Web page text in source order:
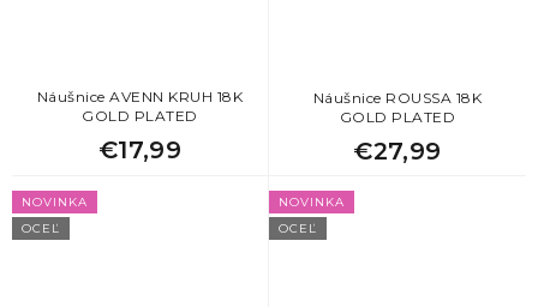
Náušnice AVENN KRUH 18K
GOLD PLATED
€17,99
Náušnice ROUSSA 18K
GOLD PLATED
€27,99
NOVINKA
OCEĽ
NOVINKA
OCEĽ